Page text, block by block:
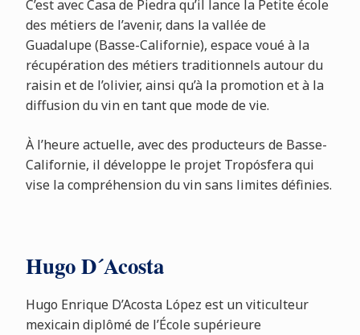
C’est avec Casa de Piedra qu’il lance la Petite école
des métiers de l’avenir, dans la vallée de
Guadalupe (Basse-Californie), espace voué à la
récupération des métiers traditionnels autour du
raisin et de l’olivier, ainsi qu’à la promotion et à la
diffusion du vin en tant que mode de vie.
À l’heure actuelle, avec des producteurs de Basse-
Californie, il développe le projet Tropósfera qui
vise la compréhension du vin sans limites définies.
Hugo D´Acosta
Hugo Enrique D’Acosta López est un viticulteur
mexicain diplômé de l’École supérieure